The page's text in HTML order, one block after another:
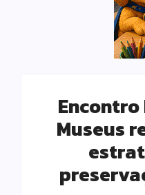
Museus